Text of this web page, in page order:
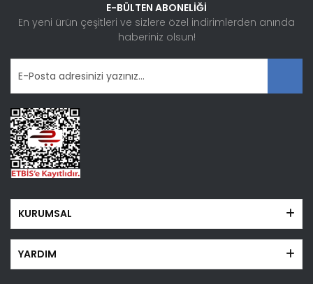
E-BÜLTEN ABONELİĞİ
En yeni ürün çeşitleri ve sizlere özel indirimlerden anında
haberiniz olsun!
KURUMSAL
YARDIM